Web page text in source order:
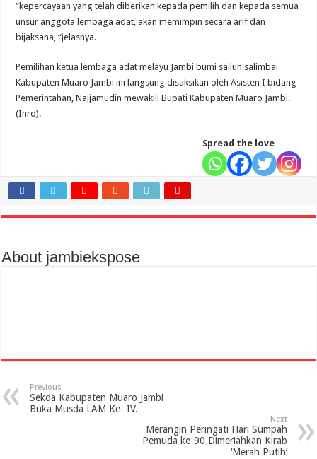
“kepercayaan yang telah diberikan kepada pemilih dan kepada semua
unsur anggota lembaga adat, akan memimpin secara arif dan
bijaksana, “jelasnya.
Pemilihan ketua lembaga adat melayu Jambi bumi sailun salimbai
Kabupaten Muaro Jambi ini langsung disaksikan oleh Asisten I bidang
Pemerintahan, Najjamudin mewakili Bupati Kabupaten Muaro Jambi.
(Inro).
Spread the love
About jambiekspose
Previous
Sekda Kabupaten Muaro Jambi
Buka Musda LAM Ke- IV.
Next
Merangin Peringati Hari Sumpah
Pemuda ke-90 Dimeriahkan Kirab
‘Merah Putih’